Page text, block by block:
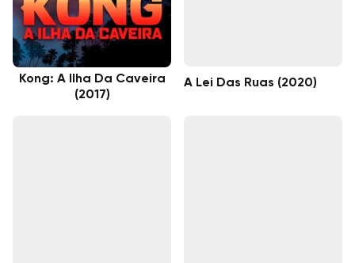
Kong: A Ilha Da Caveira
(2017)
A Lei Das Ruas (2020)